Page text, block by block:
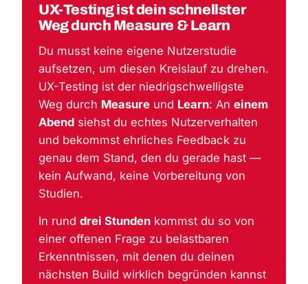
UX-Testing ist dein schnellster
Weg durch Measure & Learn
Du musst keine eigene Nutzerstudie
aufsetzen, um diesen Kreislauf zu drehen.
UX-Testing ist der niedrigschwelligste
Weg durch Measure und Learn: An einem
Abend siehst du echtes Nutzerverhalten
und bekommst ehrliches Feedback zu
genau dem Stand, den du gerade hast —
kein Aufwand, keine Vorbereitung von
Studien.
In rund drei Stunden kommst du so von
einer offenen Frage zu belastbaren
Erkenntnissen, mit denen du deinen
nächsten Build wirklich begründen kannst